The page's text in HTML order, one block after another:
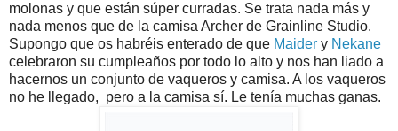
molonas y que están súper curradas. Se trata nada más y
nada menos que de la camisa Archer de Grainline Studio.
Supongo que os habréis enterado de que Maider y Nekane
celebraron su cumpleaños por todo lo alto y nos han liado a
hacernos un conjunto de vaqueros y camisa. A los vaqueros
no he llegado, pero a la camisa sí. Le tenía muchas ganas.